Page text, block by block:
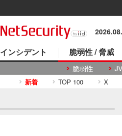
インシデント 脆弱性 / 脅威
脆弱性
新着 TOP 100 X